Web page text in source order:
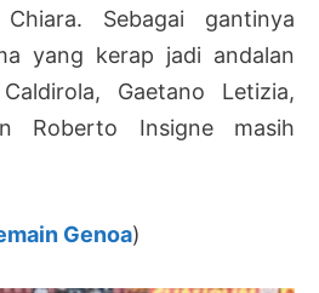
Sebagai gantinya
yang kerap jadi andalan
Gaetano Letizia,
Roberto Insigne masih
Genoa)